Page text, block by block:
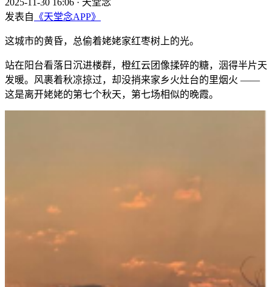
发表自 《天堂念APP》
这城市的黄昏，总偷着姥姥家红枣树上的光。
站在阳台看落日沉进楼群，橙红云团像揉碎的糖，洇得半片天
发暖。风裹着秋凉掠过，却没捎来家乡火灶台的里烟火 ——
这是离开姥姥的第七个秋天，第七场相似的晚霞。